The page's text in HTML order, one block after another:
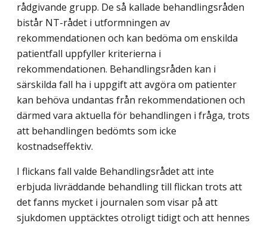
rådgivande grupp. De så kallade behandlingsråden
bistår NT-rådet i utformningen av
rekommendationen och kan bedöma om enskilda
patientfall uppfyller kriterierna i
rekommendationen. Behandlingsråden kan i
särskilda fall ha i uppgift att avgöra om patienter
kan behöva undantas från rekommendationen och
därmed vara aktuella för behandlingen i fråga, trots
att behandlingen bedömts som icke
kostnadseffektiv.
I flickans fall valde Behandlingsrådet att inte
erbjuda livräddande behandling till flickan trots att
det fanns mycket i journalen som visar på att
sjukdomen upptäcktes otroligt tidigt och att hennes